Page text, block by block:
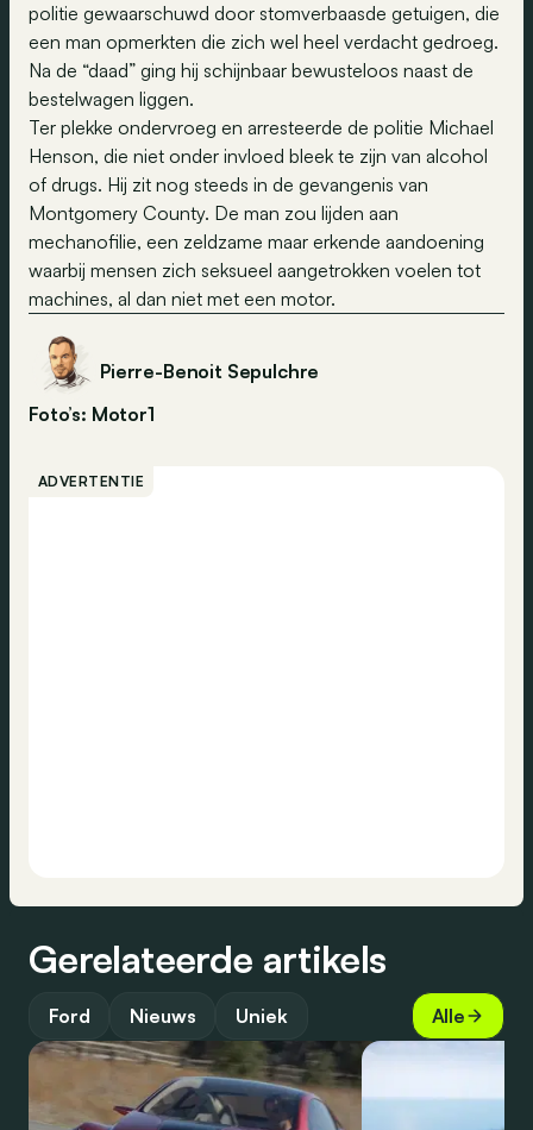
politie gewaarschuwd door stomverbaasde getuigen, die
een man opmerkten die zich wel heel verdacht gedroeg.
Na de “daad” ging hij schijnbaar bewusteloos naast de
bestelwagen liggen.
Ter plekke ondervroeg en arresteerde de politie Michael
Henson, die niet onder invloed bleek te zijn van alcohol
of drugs. Hij zit nog steeds in de gevangenis van
Montgomery County. De man zou lijden aan
mechanofilie, een zeldzame maar erkende aandoening
waarbij mensen zich seksueel aangetrokken voelen tot
machines, al dan niet met een motor.
Pierre-Benoit Sepulchre
Foto’s: Motor1
ADVERTENTIE
Gerelateerde artikels
Ford Nieuws Uniek Alle